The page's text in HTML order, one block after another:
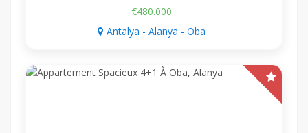
€480.000
Antalya - Alanya - Oba